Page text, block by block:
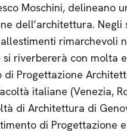
Moschini, delineano
dell’architettura. Negli
rimarchevoli
riverbererà con molta
di Progettazione
italiane (Venezia,
di Architettura di
di Progettazione